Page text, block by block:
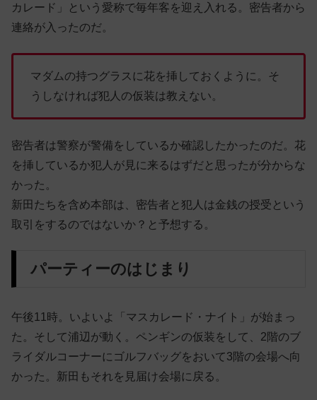
カレード」という愛称で毎年客を迎え入れる。密告者から
連絡が入ったのだ。
マダムの持つグラスに花を挿しておくように。そ
うしなければ犯人の仮装は教えない。
密告者は警察が警備をしているか確認したかったのだ。花
を挿しているか犯人が見に来るはずだと思ったが分からな
かった。
新田たちを含め本部は、密告者と犯人は金銭の授受という
取引をするのではないか？と予想する。
パーティーのはじまり
午後11時。いよいよ「マスカレード・ナイト」が始まっ
た。そして浦辺が動く。ペンギンの仮装をして、2階のブ
ライダルコーナーにゴルフバッグをおいて3階の会場へ向
かった。新田もそれを見届け会場に戻る。